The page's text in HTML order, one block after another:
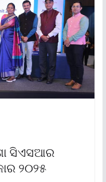
ସିଏସଆର
୨୦୨୫